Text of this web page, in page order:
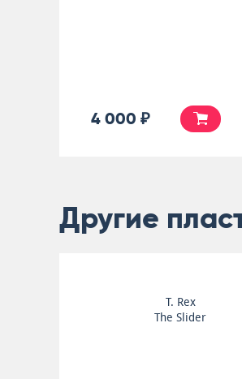
4 000 ₽
Другие
T. Rex
The Slider